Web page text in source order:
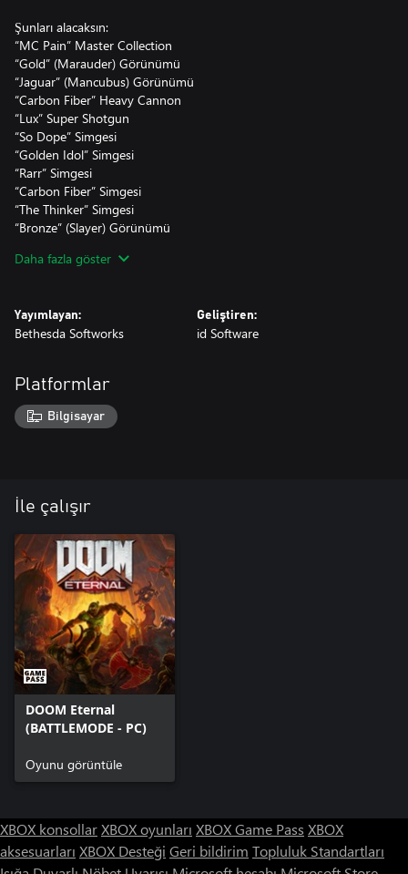
Şunları alacaksın:
“MC Pain” Master Collection
“Gold” (Marauder) Görünümü
“Jaguar” (Mancubus) Görünümü
“Carbon Fiber” Heavy Cannon
“Lux” Super Shotgun
“So Dope” Simgesi
“Golden Idol” Simgesi
“Rarr” Simgesi
“Carbon Fiber” Simgesi
“The Thinker” Simgesi
“Bronze” (Slayer) Görünümü
“Solid Gold Slayer” Simgesi
*Bu içeriği oynamak için DOOM Eternal ana oyunu gereklidir.
Daha fazla göster
Yayımlayan:
Bethesda Softworks
Geliştiren:
id Software
Platformlar
Bilgisayar
İle çalışır
DOOM Eternal
(BATTLEMODE - PC)
Oyunu görüntüle
XBOX konsollarXBOX oyunları XBOX Game Pass XBOX
aksesuarları XBOX Desteği Geri bildirim Topluluk Standartları